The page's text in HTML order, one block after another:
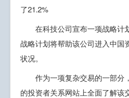
了21.2%
在科技公司宣布一项战略计
战略计划将帮助该公司进入中国
状况。
作为一项复杂交易的一部分
的投资者关系网站上全面了解该